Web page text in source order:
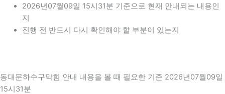
2026년07월09일 15시31분 기준으로 현재 안내되는 내용인
지
진행 전 반드시 다시 확인해야 할 부분이 있는지
동대문하수구막힘 안내 내용을 볼 때 필요한 기준 2026년07월09일
15시31분